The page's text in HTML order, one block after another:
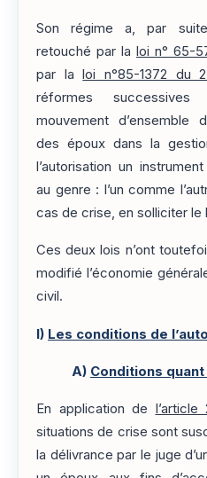
Son régime a, par
retouché par la loi n° 65-
par laloi n°85-1372 du
réformes
mouvement d’ensemble
des époux dans la
l’autorisation un
au genre : l’un comme
cas de crise, en solliciter le
Ces deux lois n’ont
modifié l’économie
civil.
I) Les conditions de
A) Conditions
En application de l’article
situations de crise sont
la délivrance par le juge